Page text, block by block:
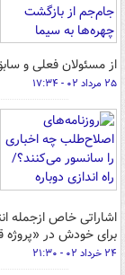
از مسئولان فعلی و
۲۵ مرداد ۰۲ - ۱۷:۳۴
اشاراتی خاص ازجمله
برای خودش در «پروژه
۲۴ خرداد ۰۲ - ۲۱:۳۰